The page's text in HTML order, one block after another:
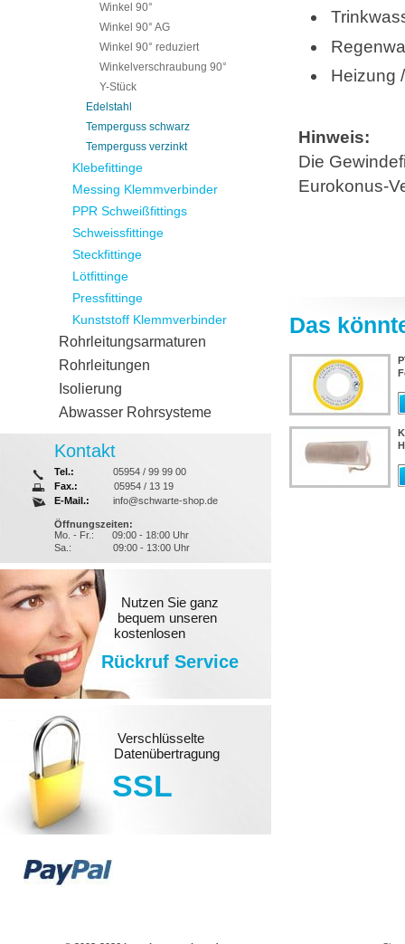
Heizung
Hinweis:
Die
Eurokonus-
Das
Winkel 90°
Winkel 90° AG
Winkel 90° reduziert
Winkelverschraubung 90°
Y-Stück
Edelstahl
Temperguss schwarz
Temperguss verzinkt
Klebefittinge
Messing Klemmverbinder
PPR Schweißfittings
Schweissfittinge
Steckfittinge
Lötfittinge
Pressfittinge
Kunststoff Klemmverbinder
Rohrleitungsarmaturen
Rohrleitungen
Isolierung
Abwasser Rohrsysteme
Kontakt
Tel.:
05954 / 99 99 00
Fax.:
05954 / 13 19
E-Mail.:
info@schwarte-shop.de
Öffnungszeiten:
Mo. - Fr.:
09:00 - 18:00 Uhr
Sa.:
09:00 - 13:00 Uhr
Nutzen Sie ganz
bequem unseren
kostenlosen
Rückruf Service
Verschlüsselte
Datenübertragung
SSL